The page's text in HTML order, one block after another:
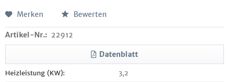
Merken Bewerten
Artikel-Nr.: 22912
Datenblatt
Heizleistung (KW): 3,2